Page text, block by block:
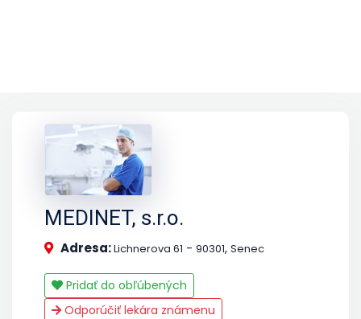
MEDINET, s.r.o.
Adresa:Lichnerova 61 - 90301, Senec
Pridať do obľúbených
Odporúčiť lekára známenu